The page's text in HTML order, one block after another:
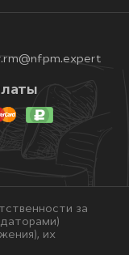
за
их